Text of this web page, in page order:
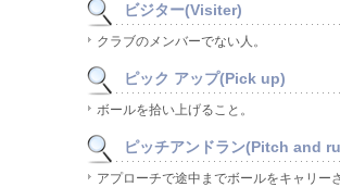
ビジター(Visiter)
クラブのメンバーでない人。
ピック アップ(Pick up)
ボールを拾い上げること。
ピッチアンドラン(Pitch and
アプローチで途中までボールをキャリー